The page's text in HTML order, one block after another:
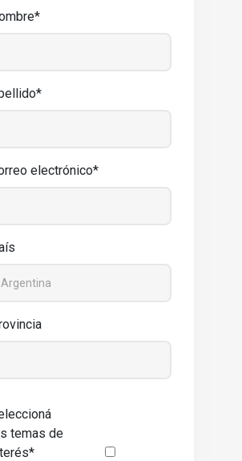
electrónico*
temas de